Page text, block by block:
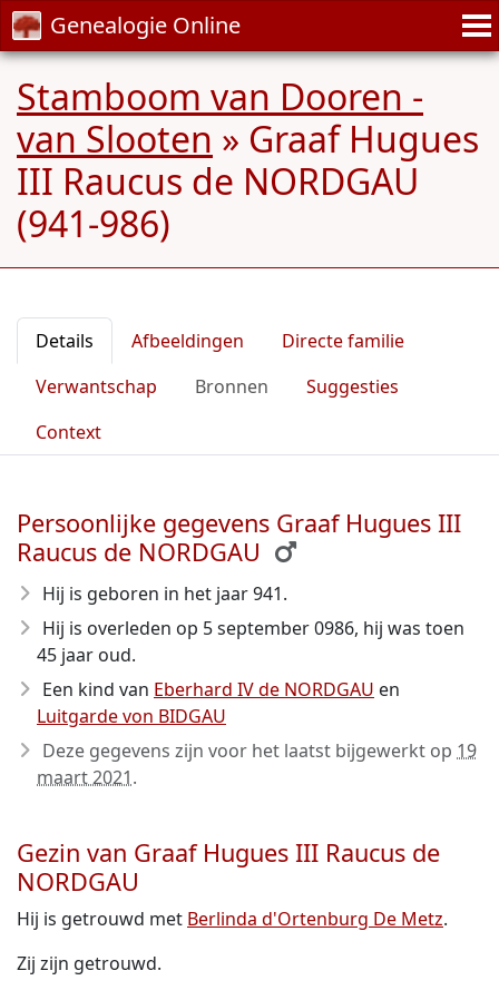
Genealogie Online
Stamboom van Dooren -
van Slooten » Graaf Hugues
III Raucus de NORDGAU
(941-986)
Details Afbeeldingen
Directe familie
Verwantschap
Bronnen
Suggesties
Context
Persoonlijke gegevens Graaf Hugues III
Raucus de NORDGAU
Hij is geboren in het jaar 941.
Hij is overleden op 5 september 0986, hij was toen
45 jaar oud.
Een kind van Eberhard IV de NORDGAU en
Luitgarde von BIDGAU
Deze gegevens zijn voor het laatst bijgewerkt op 19
maart 2021.
Gezin van Graaf Hugues III Raucus de
NORDGAU
Hij is getrouwd met Berlinda d'Ortenburg De Metz.
Zij zijn getrouwd.